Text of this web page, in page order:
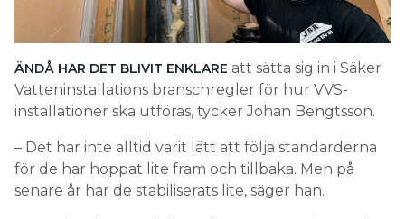
ÄNDÅ HAR DET BLIVIT ENKLARE att sätta sig in i Säker
Vatteninstallations branschregler för hur VVS-
installationer ska utföras, tycker Johan Bengtsson.
– Det har inte alltid varit lätt att följa standarderna
för de har hoppat lite fram och tillbaka. Men på
senare år har de stabiliserats lite, säger han.